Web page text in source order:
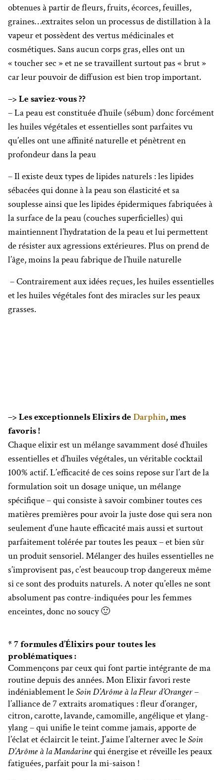
obtenues à partir de fleurs, fruits, écorces, feuilles,
graines…extraites selon un processus de distillation à la
vapeur et possèdent des vertus médicinales et
cosmétiques. Sans aucun corps gras, elles ont un
« toucher sec » et ne se travaillent surtout pas « brut »
car leur pouvoir de diffusion est bien trop important.
–> Le saviez-vous ??
– La peau est constituée d’huile (sébum) donc forcément
les huiles végétales et essentielles sont parfaites vu
qu’elles ont une affinité naturelle et pénètrent en
profondeur dans la peau
– Il existe deux types de lipides naturels : les lipides
sébacées qui donne à la peau son élasticité et sa
souplesse ainsi que les lipides épidermiques fabriquées à
la surface de la peau (couches superficielles) qui
maintiennent l’hydratation de la peau et lui permettent
de résister aux agressions extérieures. Plus on prend de
l’âge, moins la peau fabrique de l’huile naturelle
– Contrairement aux idées reçues, les huiles essentielles
et les huiles végétales font des miracles sur les peaux
grasses.
–> Les exceptionnels Elixirs de Darphin, mes
favoris !
Chaque elixir est un mélange savamment dosé d’huiles
essentielles et d’huiles végétales, un véritable cocktail
100% actif. L’efficacité de ces soins repose sur l’art de la
formulation soit un dosage unique, un mélange
spécifique – qui consiste à savoir combiner toutes ces
matières premières pour avoir la juste dose qui sera non
seulement d’une haute efficacité mais aussi et surtout
parfaitement tolérée par toutes les peaux – et bien sûr
un produit sensoriel. Mélanger des huiles essentielles ne
s’improvisent pas, c’est beaucoup trop dangereux même
si ce sont des produits naturels. A noter qu’elles ne sont
absolument pas contre-indiquées pour les femmes
enceintes, donc no soucy 🙂
* 7 formules d’Élixirs pour toutes les
problématiques :
Commençons par ceux qui font partie intégrante de ma
routine depuis des années. Mon Elixir favori reste
indéniablement leSoin D’Arôme à la Fleur d’Oranger–
l’alliance de 7 extraits aromatiques : fleur d’oranger,
citron, carotte, lavande, camomille, angélique et ylang-
ylang – qui unifie le teint comme jamais, apporte de
l’éclat et éclaircit le teint. J’aime l’alterner avec leSoin
D’Arôme à la Mandarinequi énergise et réveille les peaux
fatiguées, parfait pour la mi-saison !